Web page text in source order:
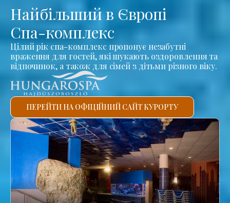
Найбільший в Європі
Спа-комплекс
Цілий рік спа-комплекс пропонує незабутні
враження для гостей, які шукають оздоровлення та
відпочинок, а також для сімей з дітьми різного віку.
ПЕРЕЙТИ НА ОФІЦІЙНИЙ САЙТ КУРОРТУ